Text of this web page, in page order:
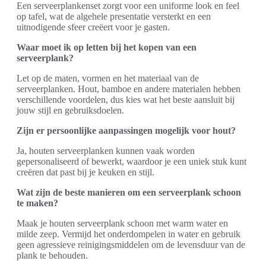
Een serveerplankenset zorgt voor een uniforme look en feel
op tafel, wat de algehele presentatie versterkt en een
uitnodigende sfeer creëert voor je gasten.
Waar moet ik op letten bij het kopen van een
serveerplank?
Let op de maten, vormen en het materiaal van de
serveerplanken. Hout, bamboe en andere materialen hebben
verschillende voordelen, dus kies wat het beste aansluit bij
jouw stijl en gebruiksdoelen.
Zijn er persoonlijke aanpassingen mogelijk voor hout?
Ja, houten serveerplanken kunnen vaak worden
gepersonaliseerd of bewerkt, waardoor je een uniek stuk kunt
creëren dat past bij je keuken en stijl.
Wat zijn de beste manieren om een serveerplank schoon
te maken?
Maak je houten serveerplank schoon met warm water en
milde zeep. Vermijd het onderdompelen in water en gebruik
geen agressieve reinigingsmiddelen om de levensduur van de
plank te behouden.